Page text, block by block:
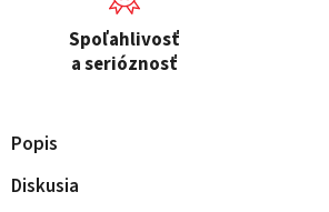
Spoľahlivosť
a serióznosť
Popis
Diskusia